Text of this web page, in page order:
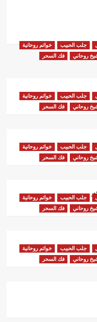
جلب الحبيب
خواتم روحانية
روحاني
فك السحر
جلب الحبيب
خواتم روحانية
روحاني
فك السحر
جلب الحبيب
خواتم روحانية
روحاني
فك السحر
جلب الحبيب
خواتم روحانية
روحاني
فك السحر
جلب الحبيب
خواتم روحانية
روحاني
فك السحر